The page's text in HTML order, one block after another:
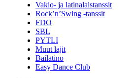
Vakio- ja latinalaistanssit
Rock’n’Swing -tanssit
FDO
SBL
PYTLI
Muut lajit
Bailatino
Easy Dance Club